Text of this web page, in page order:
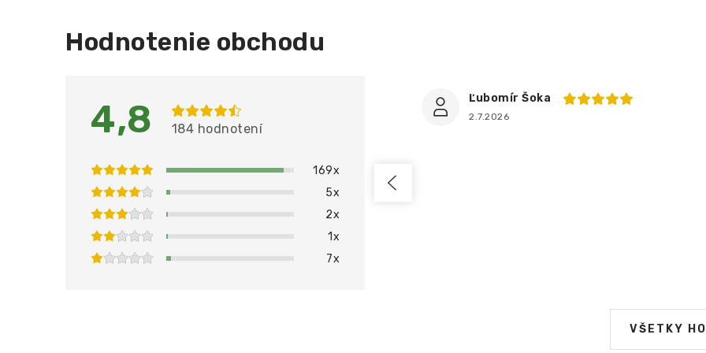
Hodnotenie obchodu
4,8 184 hodnotení
169x
5x
2x
1x
7x
Ľubomír Šoka
2.7.2026
VŠETKY